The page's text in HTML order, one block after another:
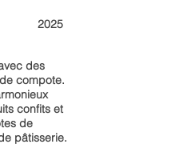
2025
des
compote.
confits et
de
pâtisserie.